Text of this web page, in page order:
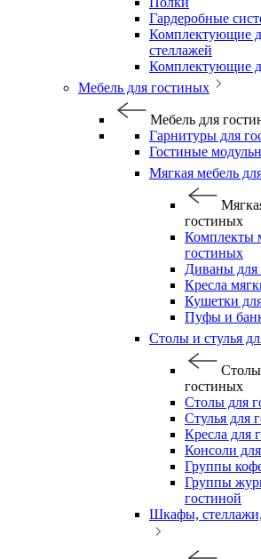
Гардеробные
Комплектующие
стеллажей
Комплектующие
Мебель для гостиных
Мебель для
Гарнитуры для
Гостиные
Мягкая мебель
гостиных
Комплекты
гостиных
Диваны для
Кресла
Кушетки
Пуфы и
Столы и стулья
Столы
гостиных
Столы для
Стулья для
Кресла для
Консоли
Группы
Группы
гостиной
Шкафы,